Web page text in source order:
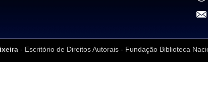
- Escritório de Direitos Autorais - Fundação Biblioteca